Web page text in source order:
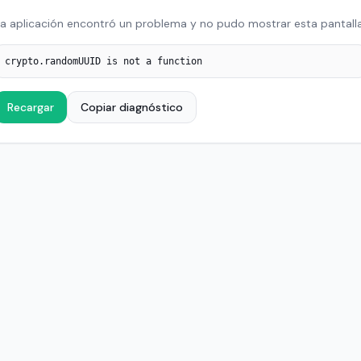
aplicación encontró un problema y no pudo mostrar esta
crypto.randomUUID is not a function
Recargar Copiar diagnóstico